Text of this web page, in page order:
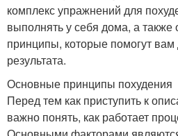
комплекс упражнений для
выполнять у себя дома, а
принципы, которые помогут вам
результата.
Основные принципы похудения
Перед тем как приступить к
важно понять, как работает